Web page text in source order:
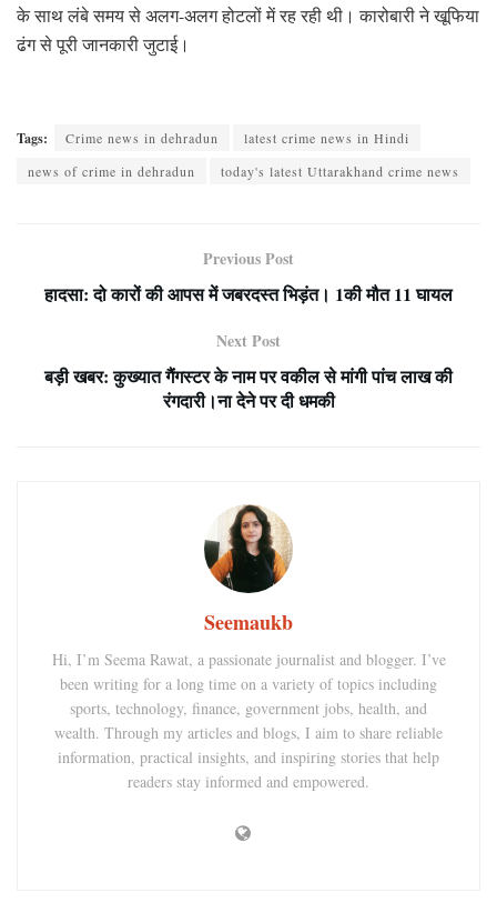
के साथ लंबे समय से अलग-अलग होटलों में रह रही थी। कारोबारी ने खूफिया
ढंग से पूरी जानकारी जुटाई।
Tags: Crime news in dehradun
latest crime news in Hindi
news of crime in dehradun
today's latest Uttarakhand crime news
Previous Post
हादसा: दो कारों की आपस में जबरदस्त भिड़ंत। 1की मौत 11 घायल
Next Post
बड़ी खबर: कुख्यात गैंगस्टर के नाम पर वकील से मांगी पांच लाख की
रंगदारी।ना देने पर दी धमकी
Seemaukb
Hi, I’m Seema Rawat, a passionate journalist and blogger. I’ve
been writing for a long time on a variety of topics including
sports, technology, finance, government jobs, health, and
wealth. Through my articles and blogs, I aim to share reliable
information, practical insights, and inspiring stories that help
readers stay informed and empowered.